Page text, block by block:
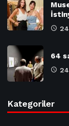
64
Kategoriler